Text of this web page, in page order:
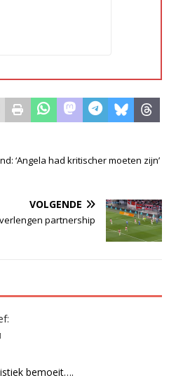
‘Angela had kritischer moeten zijn’
VOLGENDE
partnership
bemoeit….